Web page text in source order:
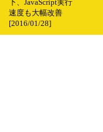
下、JavaScript実行
速度も大幅改善
[2016/01/28]